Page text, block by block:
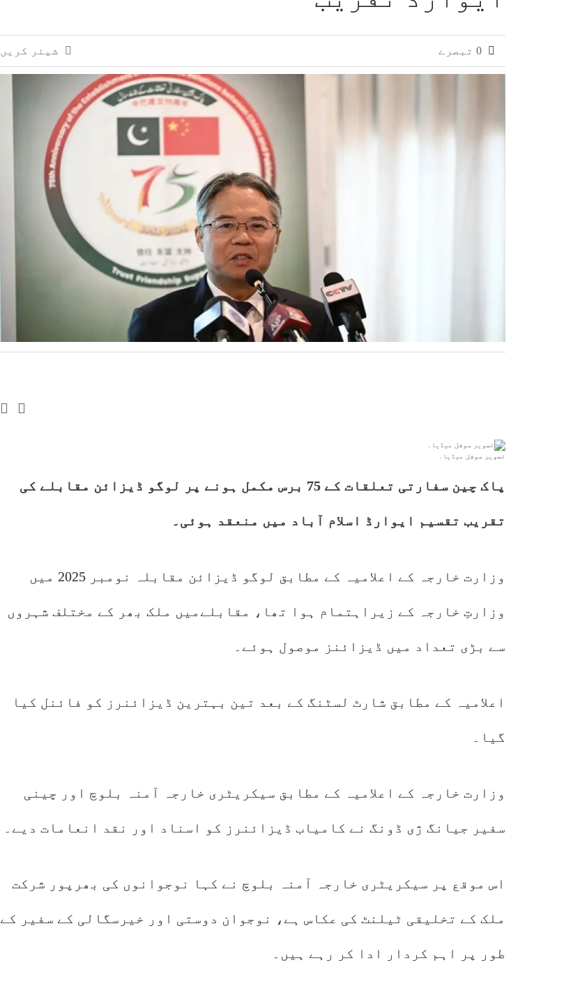
شیئر کریں
تصویر سوشل میڈیا۔
پاک چین سفارتی تعلقات کے 75 برس مکمل ہونے پر لوگو ڈیزائن مقابلے کی
تقریب تقسیم ایوارڈ اسلام آباد میں منعقد ہوئی۔
وزارت خارجہ کے اعلامیہ کے مطابق لوگو ڈیزائن مقابلہ نومبر 2025 میں
وزارتِ خارجہ کے زیراہتمام ہوا تھا، مقابلےمیں ملک بھر کے مختلف شہروں
سے بڑی تعداد میں ڈیزائنز موصول ہوئے۔
اعلامیہ کے مطابق شارٹ لسٹنگ کے بعد تین بہترین ڈیزائنرز کو فائنل کیا
گیا۔
وزارت خارجہ کے اعلامیہ کے مطابق سیکریٹری خارجہ آمنہ بلوچ اور چینی
سفیر جیانگ ژی ڈونگ نے کامیاب ڈیزائنرز کو اسناد اور نقد انعامات دیے۔
اس موقع پر سیکریٹری خارجہ آمنہ بلوچ نے کہا نوجوانوں کی بھرپور شرکت
ملک کے تخلیقی ٹیلنٹ کی عکاس ہے، نوجوان دوستی اور خیرسگالی کے سفیر کے
طور پر اہم کردار ادا کر رہے ہیں۔